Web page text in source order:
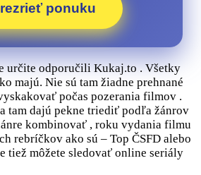
ponuku
určite odporučili Kukaj.to . Všetky
majú. Nie sú tam žiadne prehnané
počas pozerania filmov .
tam dajú pekne triediť podľa žánrov
kombinovať , roku vydania filmu
rebríčkov ako sú – Top ČSFD alebo
tiež môžete sledovať online seriály